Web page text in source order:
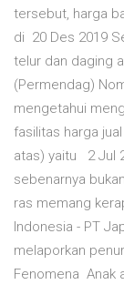
tersebut, harga
di 20 Des 2019
telur dan daging
(Permendag)
mengetahui
fasilitas harga
atas) yaitu 2 Jul
sebenarnya
ras memang
Indonesia - PT
melaporkan
Fenomena Anak